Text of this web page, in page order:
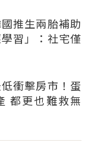
推生兩胎補助
習」：社宅僅
衝擊房市！蛋
都更也難救無